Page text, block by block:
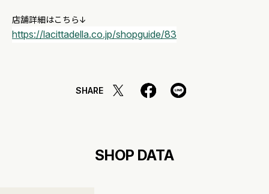
店舗詳細はこちら↓
https://lacittadella.co.jp/shopguide/83
SHARE
SHOP DATA